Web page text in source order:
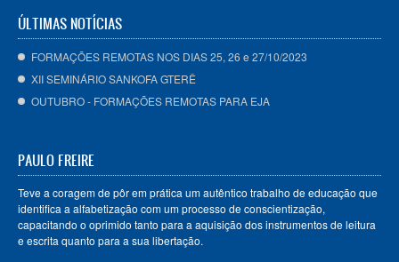
ÚLTIMAS NOTÍCIAS
FORMAÇÕES REMOTAS NOS DIAS 25, 26 e 27/10/2023
XII SEMINÁRIO SANKOFA GTERÊ
OUTUBRO - FORMAÇÕES REMOTAS PARA EJA
PAULO FREIRE
Teve a coragem de pôr em prática um autêntico trabalho de educação que
identifica a alfabetização com um processo de conscientização,
capacitando o oprimido tanto para a aquisição dos instrumentos de leitura
e escrita quanto para a sua libertação.